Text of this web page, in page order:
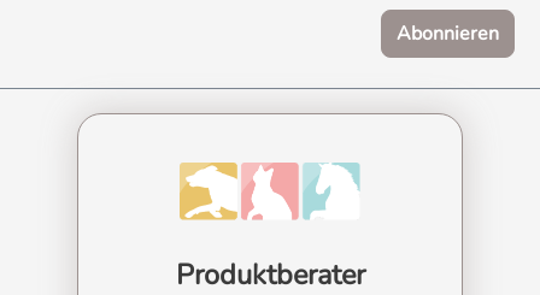
Abonnieren
Produktberater